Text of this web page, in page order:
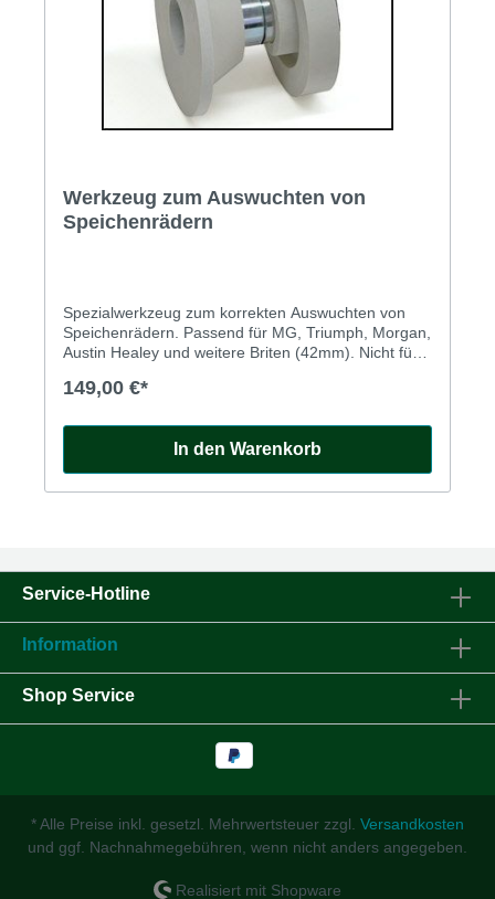
Werkzeug zum Auswuchten von
Speichenrädern
Spezialwerkzeug zum korrekten Auswuchten von
Speichenrädern. Passend für MG, Triumph, Morgan,
Austin Healey und weitere Briten (42mm). Nicht für
die handelsüblichen Auswuchtmaschinen. Das
äußeren Konus aus Kunststoff, zwei Metallhülsen für
unterschiedliche Wellendurchmesser der Maschine
und einer gewölbten Stahlscheibe.Warum kann man
Speichenräder auf herkömmlichen Wuchtmaschinen
auf. Der Zentralverschluß greift die Felge von außen
und zentriert sie. Wuchten kann man das Rad nur,
ein Spezialwerkzeug, mit dem aber ausschließlich
Speichenräder gewuchtet werden können und nichts
anderes. Deshalb hat kaum ein Reifenhändler so ein
versucht, die Räder mit Scheiben und Kegeln
einzuspannen. Das ist Unsinn: diese Scheiben und
Kegel liegen auf unbearbeiteten Flächen auf und
den Winkel haben, den auch der Konus an der
Felge hat. Ein paar Grad zuviel oder zuwenig, und
Außenrand gegriffen und zentriert werden. Kegel,
149,00 €*
In den Warenkorb
Service-Hotline
Information
Shop Service
* Alle Preise inkl. gesetzl. Mehrwertsteuer zzgl. Versandkosten
und ggf. Nachnahmegebühren, wenn nicht anders angegeben.
Realisiert mit Shopware